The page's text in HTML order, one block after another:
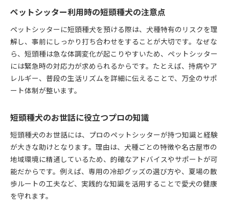
ペットシッターが感じた短頭種特有の課題
顔のしわや歯のケアで注意すべきポイント
短頭種犬の性格に合わせた接し方の工夫
ペットシッターが実践するリスク管理術
名古屋で短頭種犬の健康を守るコツ
名古屋の気候に合わせた短頭種犬のケア
短頭種犬の運動不足を防ぐお世話方法
ペットシッター利用で健康維持する秘訣
名古屋市内で実践できる健康サポート例
ペットシッター利用時の短頭種犬の注意点
ペットシッターに短頭種犬を預ける際は、犬種特有のリスクを理
解し、事前にしっかり打ち合わせをすることが大切です。なぜな
ら、短頭種は急な体調変化が起こりやすいため、ペットシッター
には緊急時の対応力が求められるからです。たとえば、持病やア
レルギー、普段の生活リズムを詳細に伝えることで、万全のサポ
ート体制が整います。
短頭種犬のお世話に役立つプロの知識
短頭種犬のお世話には、プロのペットシッターが持つ知識と経験
が大きな助けとなります。理由は、犬種ごとの特徴や名古屋市の
地域環境に精通しているため、的確なアドバイスやサポートが可
能だからです。例えば、専用の冷却グッズの選び方や、夏場の散
歩ルートの工夫など、実践的な知識を活用することで愛犬の健康
を守れます。